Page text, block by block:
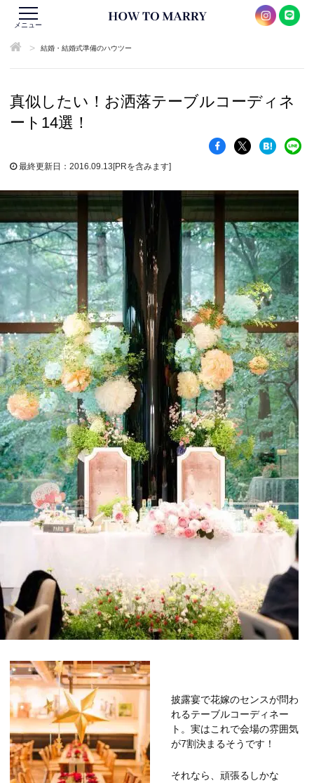
メニュー
> 結婚・結婚式準備のハウツー
真似したい！お洒落テーブルコーディネ
ート14選！
最終更新日：2016.09.13[PRを含みます]
披露宴で花嫁のセンスが問わ
れるテーブルコーディネー
ト。実はこれで会場の雰囲気
が7割決まるそうです！
それなら、頑張るしかな